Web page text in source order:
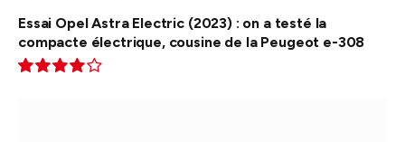
Essai Opel Astra Electric (2023) : on a testé la
compacte électrique, cousine de la Peugeot e-308